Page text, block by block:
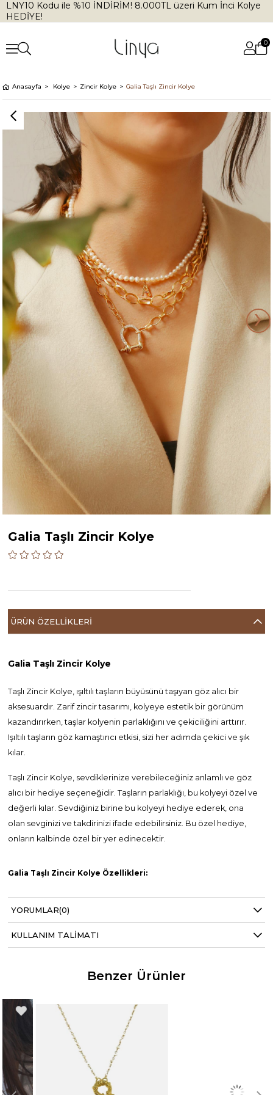
LNY10 Kodu ile %10 İNDİRİM! 8.000TL üzeri Kum İnci Kolye
HEDİYE!
0
Anasayfa Kolye Zincir Kolye Galia Taşlı Zincir Kolye
›
Galia Taşlı Zincir Kolye
ÜRÜN ÖZELLIKLERI
Galia Taşlı Zincir Kolye
Taşlı Zincir Kolye, ışıltılı taşların büyüsünü taşıyan göz alıcı bir
aksesuardır. Zarif zincir tasarımı, kolyeye estetik bir görünüm
kazandırırken, taşlar kolyenin parlaklığını ve çekiciliğini arttırır.
Işıltılı taşların göz kamaştırıcı etkisi, sizi her adımda çekici ve şık
kılar.
Taşlı Zincir Kolye, sevdiklerinize verebileceğiniz anlamlı ve göz
alıcı bir hediye seçeneğidir. Taşların parlaklığı, bu kolyeyi özel ve
değerli kılar. Sevdiğiniz birine bu kolyeyi hediye ederek, ona
olan sevginizi ve takdirinizi ifade edebilirsiniz. Bu özel hediye,
onların kalbinde özel bir yer edinecektir.
Galia Taşlı Zincir Kolye Özellikleri:
925 ayar gümüş
22K Altın kaplama
mevcuttur.
Zirkon taşıyla detaylandırılmıştır.
uzunluğundaki uzatma zinciriyle)
Yaklaşık Gramajı: 24,80 gr
Teslim süresi sipariş yoğunluğuna göre 3 ila 5 iş günü
arasında değişmektedir.
Tek olarak satılmaktadır.
Kullanım Talimatı:
YORUMLAR(0)
KULLANIM TALIMATI
Benzer Ürünler